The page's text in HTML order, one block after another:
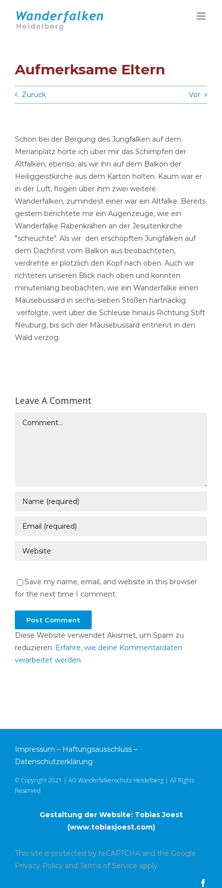
Inhalt
springen
Aufmerksame Eltern
Zurück Vor
Schon bei der Bergung des Jungfalken auf dem
Merianplatz hörte ich über mir das Schimpfen der
Altfalken, ebenso, als wir ihn auf dem Balkon der
Heiliggeistkirche aus dem Karton holten. Kaum war er
in der Luft, flogen über ihm zwei weitere
Wanderfalken, zumindest einer war ein Altfalke. Bereits
gestern berichtete mir ein Augenzeuge, wie ein
Wanderfalke Rabenkrähen an der Jesuitenkirche
"scheuchte". Als wir den erschöpften Jungfalken auf
dem Dachfirst vom Balkon aus beobachteten,
verdrehte er plötzlich den Kopf nach oben. Auch wir
richteten unseren Blick nach oben und konnten
minutenlang beobachten, wie ein Wanderfalke einen
Mäusebussard in sechs-sieben Stößen hartnäckig
verfolgte, weit über die Schleuse hinaus Richtung Stift
Neuburg, bis sich der Mäusebussard entnervt in den
Wald verzog.
Leave A Comment
Comment
Save my name, email, and website in this browser
for the next time I comment.
Diese Website verwendet Akismet, um Spam zu
reduzieren. Erfahre, wie deine Kommentardaten
verarbeitet werden.
Impressum – Haftungsausschluss –
Datenschutzerklärung
© Copyright 2021 | AG Wanderfalkenschutz Heidelberg | All Rights
Reserved
Gestaltung der Website: Tobias Joest
(www.tobiasjoest.com)
This site is protected by reCAPTCHA and the Google
Privacy Policy and Terms of Service apply.